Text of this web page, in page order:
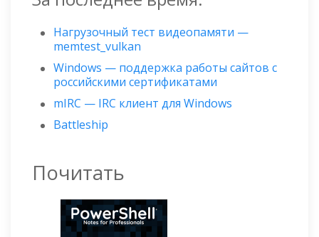
Нагрузочный тест видеопамяти —
memtest_vulkan
Windows — поддержка работы сайтов с
российскими сертификатами
mIRC — IRC клиент для Windows
Battleship
Почитать